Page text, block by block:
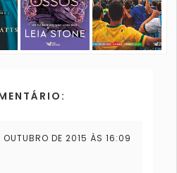
OUTUBRO DE 2015 ÀS 16:09